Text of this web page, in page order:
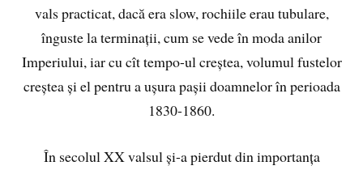
vals practicat, dacă era slow, rochiile erau tubulare,
înguste la terminații, cum se vede în moda anilor
Imperiului, iar cu cît tempo-ul creștea, volumul fustelor
creștea și el pentru a ușura pașii doamnelor în perioada
1830-1860.
În secolul XX valsul și-a pierdut din importanța